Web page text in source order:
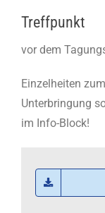
Treffpunkt
vor dem
Einzelheiten
Unterbringung
im Info-Block!